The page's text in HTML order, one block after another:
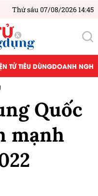
Thứ sáu 07/08/2026 14:45
TỬ TIÊU DÙNGDOANH
Quốc
mạnh